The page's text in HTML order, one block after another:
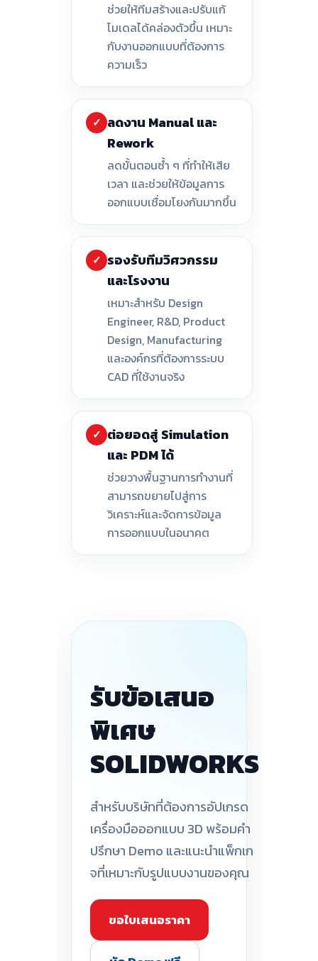
ช่วยให้ทีมสร้างและปรับแก้
โมเดลได้คล่องตัวขึ้น เหมาะ
กับงานออกแบบที่ต้องการ
ความเร็ว
✓ ลดงาน Manual และ
Rework
ลดขั้นตอนซ้ำ ๆ ที่ทำให้เสีย
เวลา และช่วยให้ข้อมูลการ
ออกแบบเชื่อมโยงกันมากขึ้น
✓ รองรับทีมวิศวกรรม
และโรงงาน
เหมาะสำหรับ Design
Engineer, R&D, Product
Design, Manufacturing
และองค์กรที่ต้องการระบบ
CAD ที่ใช้งานจริง
✓ ต่อยอดสู่ Simulation
และ PDM ได้
ช่วยวางพื้นฐานการทำงานที่
สามารถขยายไปสู่การ
วิเคราะห์และจัดการข้อมูล
การออกแบบในอนาคต
รับข้อเสนอ
พิเศษ
SOLIDWORKS
สำหรับบริษัทที่ต้องการอัปเกรด
เครื่องมือออกแบบ 3D พร้อมคำ
ปรึกษา Demo และแนะนำแพ็กเก
จที่เหมาะกับรูปแบบงานของคุณ
ขอใบเสนอราคา